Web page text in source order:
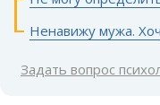
Ненавижу мужа.
Задать вопрос